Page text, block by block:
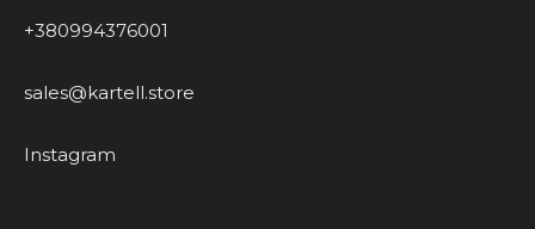
+380994376001
sales@kartell.store
Instagram